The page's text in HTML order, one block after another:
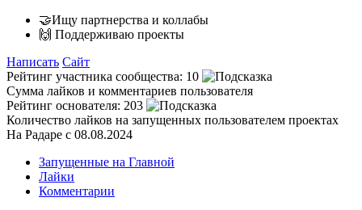
🤝Ищу партнерства и коллабы
🙌 Поддерживаю проекты
Написать Сайт
Рейтинг участника сообщества: 10
Сумма лайков и комментариев пользователя
Рейтинг основателя: 203
Количество лайков на запущенных пользователем проектах
На Радаре с 08.08.2024
Запущенные на Главной
Лайки
Комментарии